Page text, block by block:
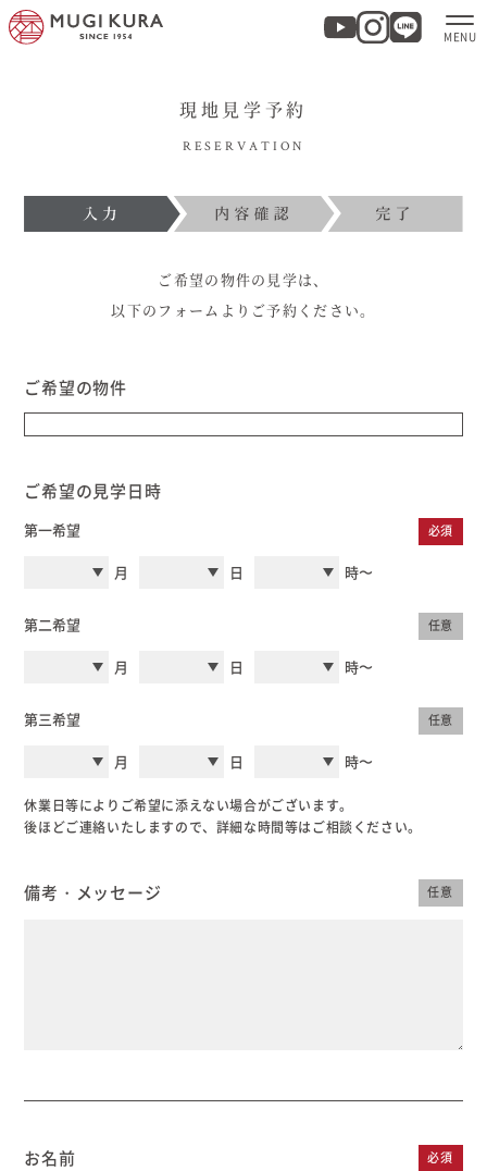
実例集・お客様の声
家づくりについて
イベント
資料請求
現地見学予約
RESERVATION
ご希望の物件の見学は、
以下のフォームよりご予約ください。
ご希望の物件
ご希望の見学日時
第一希望 必須
月 日 時〜
第二希望 任意
月 日 時〜
第三希望 任意
月 日 時〜
休業日等によりご希望に添えない場合がございます。
後ほどご連絡いたしますので、詳細な時間等はご相談ください。
備考・メッセージ 任意
お名前 必須